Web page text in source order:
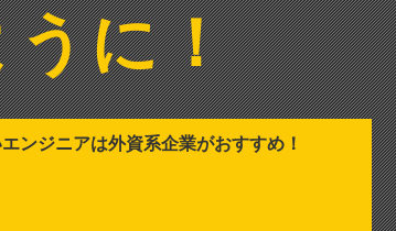
に！
ンジニアは外資系企業がおすすめ！